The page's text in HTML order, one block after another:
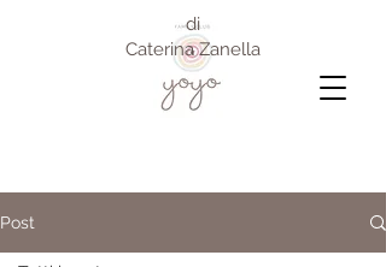
di
Caterina Zanella
Post